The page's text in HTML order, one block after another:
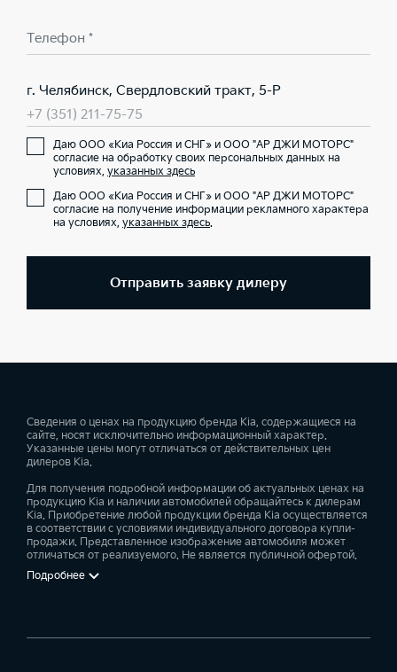
Телефон *
г. Челябинск, Свердловский тракт, 5-Р
+7 (351) 211-75-75
Даю ООО «Киа Россия и СНГ» и ООО "АР ДЖИ МОТОРС"
согласие на обработку своих персональных данных на
условиях, указанных здесь
Даю ООО «Киа Россия и СНГ» и ООО "АР ДЖИ МОТОРС"
согласие на получение информации рекламного характера
на условиях, указанных здесь.
Отправить заявку дилеру
Сведения о ценах на продукцию бренда Kia, содержащиеся на
сайте, носят исключительно информационный характер.
Указанные цены могут отличаться от действительных цен
дилеров Kia.
Для получения подробной информации об актуальных ценах на
продукцию Kia и наличии автомобилей обращайтесь к дилерам
Kia. Приобретение любой продукции бренда Kia осуществляется
в соответствии с условиями индивидуального договора купли-
продажи. Представленное изображение автомобиля может
отличаться от реализуемого. Не является публичной офертой.
Подробнее